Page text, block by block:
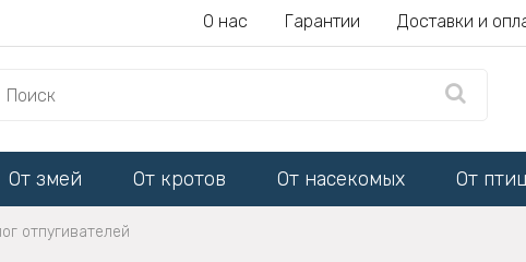
О нас Гарантии Доставки и
От змей От кротов От насекомых От
отпугивателей